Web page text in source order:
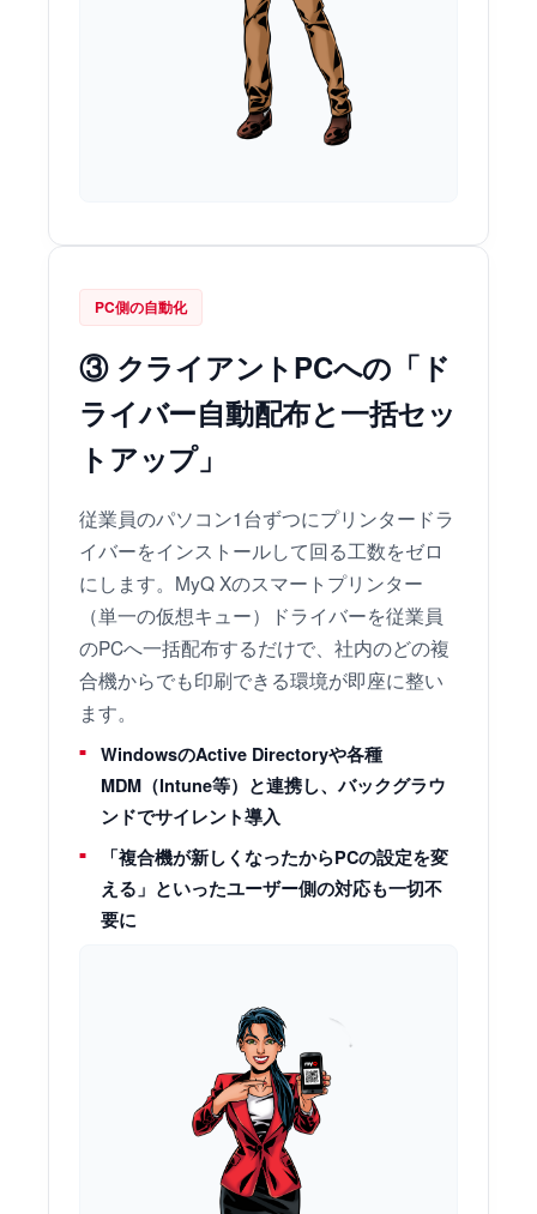
PC側の自動化
③ クライアントPCへの「ド
ライバー自動配布と一括セッ
トアップ」
従業員のパソコン1台ずつにプリンタードラ
イバーをインストールして回る工数をゼロ
にします。MyQ Xのスマートプリンター
（単一の仮想キュー）ドライバーを従業員
のPCへ一括配布するだけで、社内のどの複
合機からでも印刷できる環境が即座に整い
ます。
WindowsのActive Directoryや各種
MDM（Intune等）と連携し、バックグラウ
ンドでサイレント導入
「複合機が新しくなったからPCの設定を変
える」といったユーザー側の対応も一切不
要に